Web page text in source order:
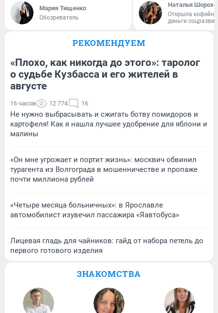
Мария Тищенко
Обозреватель
Наталья
Открыла
деньги
РЕКОМЕНДУЕМ
«Плохо, как никогда до этого»: таролог
о судьбе Кузбасса и его жителей в
августе
16 часов 12 774 16
Не нужно выбрасывать и сжигать ботву помидоров и
картофеля! Как я нашла лучшее удобрение для яблони и
малины
«Он мне угрожает и портит жизнь»: москвич обвинил
турагента из Волгограда в мошенничестве и пропаже
почти миллиона рублей
«Четыре месяца больничных»: в Ярославле
автомобилист изувечил пассажира «Яавтобуса»
Лицевая гладь для чайников: гайд от набора петель до
первого готового изделия
ЗНАКОМСТВА